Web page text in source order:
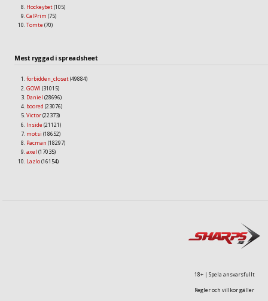
Hockeybet(105)
CalPrim (75)
Tomte (70)
Mest ryggad i spreadsheet
forbidden_closet(49884)
GOWI (31015)
Daniel (28696)
boored (23076)
Victor(22373)
Inside (21121)
motsi (18652)
Pacman (18297)
axel (17035)
Lazlo(16154)
18+ | Spela ansvarsfullt
Regler och villkor gäller